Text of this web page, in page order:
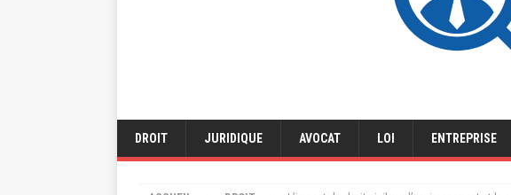
DROIT JURIDIQUE AVOCAT LOI ENTREPRISE